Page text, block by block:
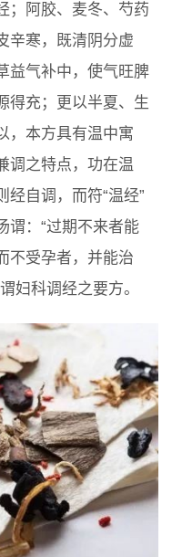
；阿胶、麦冬、芍药
辛寒，既清阴分虚
益气补中，使气旺脾
得充；更以半夏、生
，本方具有温中寓
调之特点，功在温
自调，而符“温经”
谓：“过期不来者能
不受孕者，并能治
妇科调经之要方。